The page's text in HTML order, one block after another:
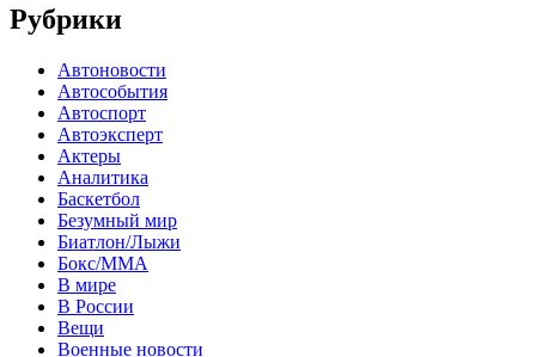
Рубрики
Автоновости
Автособытия
Автоспорт
Автоэксперт
Актеры
Аналитика
Баскетбол
Безумный мир
Биатлон/Лыжи
Бокс/MMA
В мире
В России
Вещи
Военные новости